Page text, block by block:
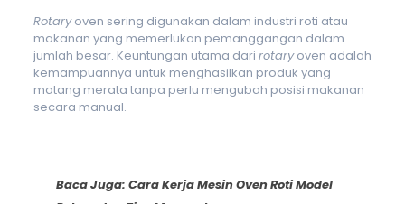
Rotaryoven sering digunakan dalam industri roti atau
makanan yang memerlukan pemanggangan dalam
jumlah besar. Keuntungan utama dari rotaryoven adalah
kemampuannya untuk menghasilkan produk yang
matang merata tanpa perlu mengubah posisi makanan
secara manual.
Baca Juga: Cara Kerja Mesin Oven Roti Model